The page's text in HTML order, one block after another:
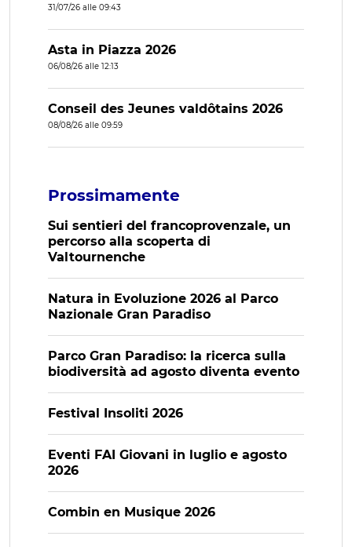
31/07/26 alle 09:43
Asta in Piazza 2026
06/08/26 alle 12:13
Conseil des Jeunes valdôtains 2026
08/08/26 alle 09:59
Prossimamente
Sui sentieri del francoprovenzale, un
percorso alla scoperta di
Valtournenche
Natura in Evoluzione 2026 al Parco
Nazionale Gran Paradiso
Parco Gran Paradiso: la ricerca sulla
biodiversità ad agosto diventa evento
Festival Insoliti 2026
Eventi FAI Giovani in luglio e agosto
2026
Combin en Musique 2026